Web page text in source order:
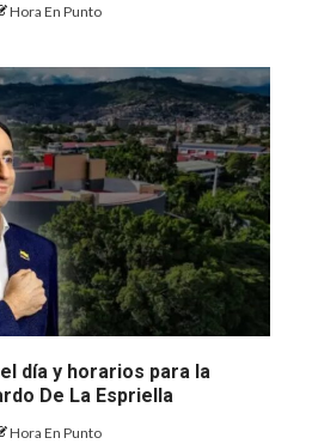
Hora En Punto
día y horarios para la
De La Espriella
Hora En Punto